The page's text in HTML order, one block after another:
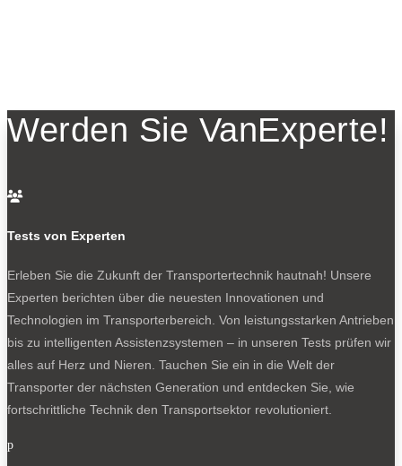
Werden Sie VanExperte!

Tests von Experten
Erleben Sie die Zukunft der Transportertechnik hautnah! Unsere
Experten berichten über die neuesten Innovationen und
Technologien im Transporterbereich. Von leistungsstarken Antrieben
bis zu intelligenten Assistenzsystemen – in unseren Tests prüfen wir
alles auf Herz und Nieren. Tauchen Sie ein in die Welt der
Transporter der nächsten Generation und entdecken Sie, wie
fortschrittliche Technik den Transportsektor revolutioniert.
p